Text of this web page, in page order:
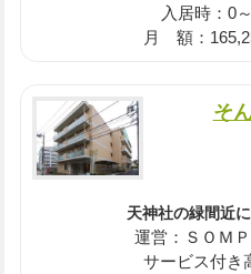
入居時：0
月 額：
そ
天神社の緑間近
運営：ＳＯＭ
サービス付き